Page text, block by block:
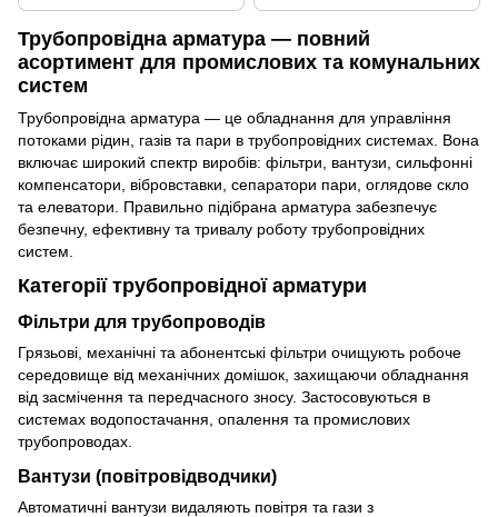
Трубопровідна арматура — повний
асортимент для промислових та комунальних
систем
Трубопровідна арматура — це обладнання для управління
потоками рідин, газів та пари в трубопровідних системах. Вона
включає широкий спектр виробів: фільтри, вантузи, сильфонні
компенсатори, вібровставки, сепаратори пари, оглядове скло
та елеватори. Правильно підібрана арматура забезпечує
безпечну, ефективну та тривалу роботу трубопровідних
систем.
Категорії трубопровідної арматури
Фільтри для трубопроводів
Грязьові, механічні та абонентські фільтри очищують робоче
середовище від механічних домішок, захищаючи обладнання
від засмічення та передчасного зносу. Застосовуються в
системах водопостачання, опалення та промислових
трубопроводах.
Вантузи (повітровідводчики)
Автоматичні вантузи видаляють повітря та гази з